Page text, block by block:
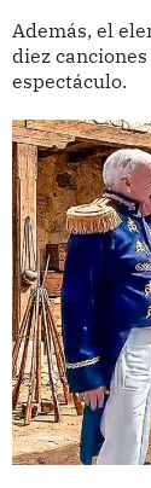
Además, el
diez
espectáculo.